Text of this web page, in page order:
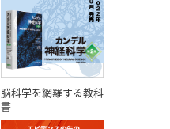
脳科学を網羅する教科
書